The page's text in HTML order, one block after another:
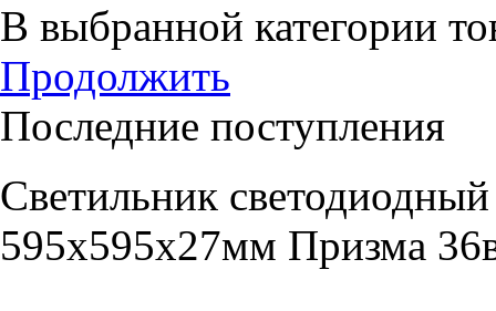
В выбранной категории
Продолжить
Последние поступления
Светильник
595х595х27мм Призма